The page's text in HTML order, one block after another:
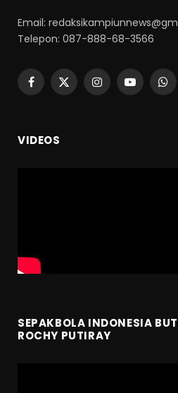
Email:
Telepon: 087-888-68-3566
Facebook
X
InstagramYouTube
VIDEOS
SEPAKBOLA INDONESIA
ROCHY PUTIRAY